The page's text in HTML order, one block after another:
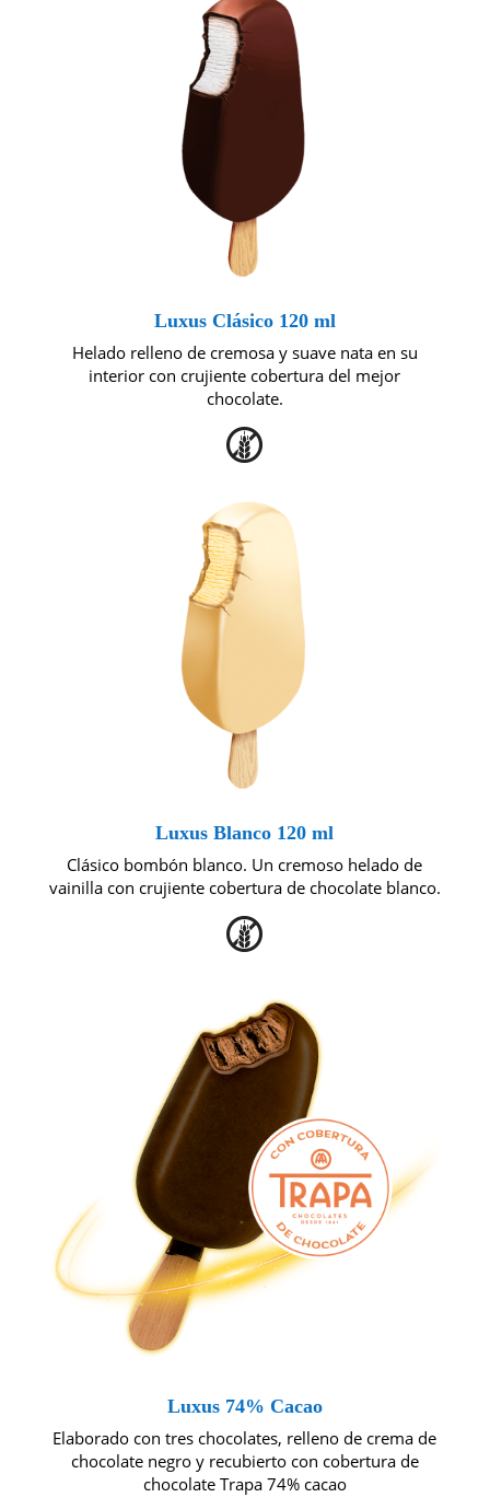
Luxus Clásico 120 ml
Helado relleno de cremosa y suave nata en su
interior con crujiente cobertura del mejor
chocolate.
Luxus Blanco 120 ml
Clásico bombón blanco. Un cremoso helado de
vainilla con crujiente cobertura de chocolate blanco.
Luxus 74% Cacao
Elaborado con tres chocolates, relleno de crema de
chocolate negro y recubierto con cobertura de
chocolate Trapa 74% cacao